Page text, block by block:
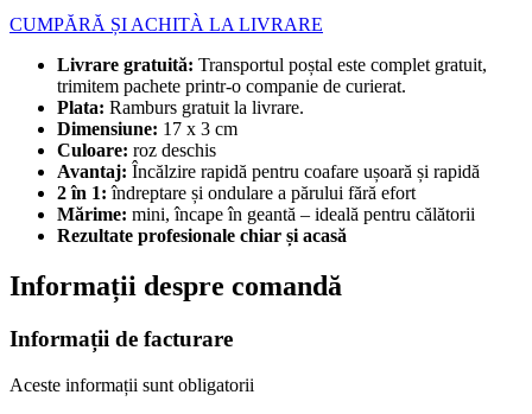
CUMPĂRĂ ȘI ACHITÀ LA LIVRARE
Livrare gratuită: Transportul poștal este complet gratuit,
trimitem pachete printr-o companie de curierat.
Plata: Ramburs gratuit la livrare.
Dimensiune: 17 x 3 cm
Culoare: roz deschis
Avantaj: Încălzire rapidă pentru coafare ușoară și rapidă
2 în 1: îndreptare și ondulare a părului fără efort
Mărime: mini, încape în geantă – ideală pentru călătorii
Rezultate profesionale chiar și acasă
Informații despre comandă
Informații de facturare
Aceste informații sunt obligatorii